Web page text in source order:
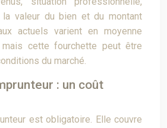
la valeur du bien et du montant
actuels varient en moyenne
cette fourchette peut être
du marché.
: un coût
est obligatoire. Elle couvre